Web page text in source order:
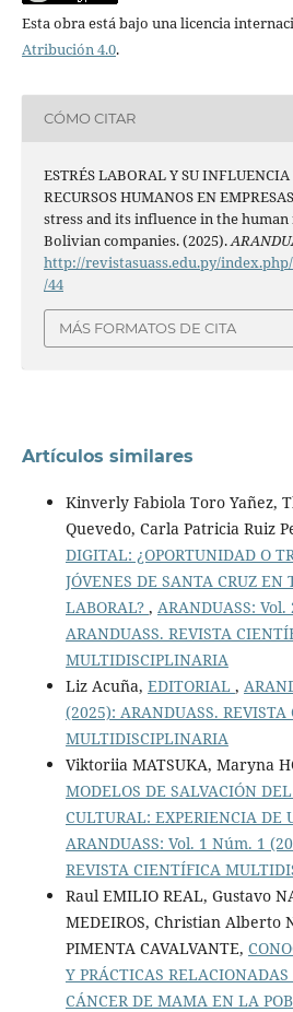
Esta obra está bajo una licencia
Atribución 4.0.
CÓMO CITAR
ESTRÉS LABORAL Y SU
RECURSOS HUMANOS EN
stress and its influence in the human
Bolivian companies. (2025).
http://revistasuass.edu.py/
/44
MÁS FORMATOS DE CITA
Artículos similares
Kinverly Fabiola Toro Yañez,
Quevedo, Carla Patricia Ruiz
DIGITAL: ¿OPORTUNIDAD O
JÓVENES DE SANTA CRUZ EN
LABORAL? , ARANDUASS:
ARANDUASS. REVISTA
MULTIDISCIPLINARIA
Liz Acuña, EDITORIAL ,
(2025): ARANDUASS.
MULTIDISCIPLINARIA
Viktoriia MATSUKA, Maryna
MODELOS DE SALVACIÓN
CULTURAL: EXPERIENCIA DE
ARANDUASS: Vol. 1 Núm. 1
REVISTA CIENTÍFICA
Raul EMILIO REAL, Gustavo
MEDEIROS, Christian Alberto
PIMENTA CAVALVANTE,
Y PRÁCTICAS
CÁNCER DE MAMA EN LA